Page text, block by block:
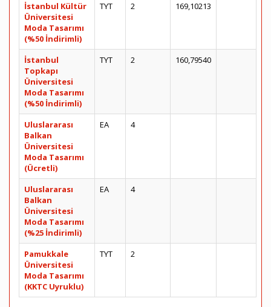
İstanbul Kültür
Üniversitesi
Moda Tasarımı
(%50 İndirimli)
TYT 2 169,10213
İstanbul
Topkapı
Üniversitesi
Moda Tasarımı
(%50 İndirimli)
TYT 2 160,79540
Uluslararası
Balkan
Üniversitesi
Moda Tasarımı
(Ücretli)
EA 4
Uluslararası
Balkan
Üniversitesi
Moda Tasarımı
(%25 İndirimli)
EA 4
Pamukkale
Üniversitesi
Moda Tasarımı
(KKTC Uyruklu)
TYT 2